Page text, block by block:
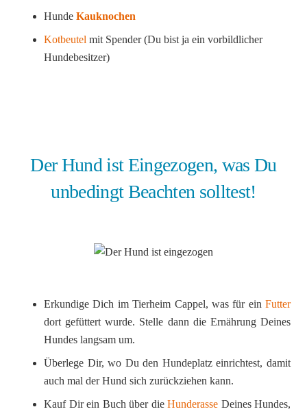
Hunde Kauknochen
Kotbeutel mit Spender (Du bist ja ein vorbildlicher
Hundebesitzer)
Der Hund ist Eingezogen, was Du
unbedingt Beachten solltest!
Erkundige Dich im Tierheim Cappel, was für ein Futter
dort gefüttert wurde. Stelle dann die Ernährung Deines
Hundes langsam um.
Überlege Dir, wo Du den Hundeplatz einrichtest, damit
auch mal der Hund sich zurückziehen kann.
Kauf Dir ein Buch über die Hunderasse Deines Hundes,